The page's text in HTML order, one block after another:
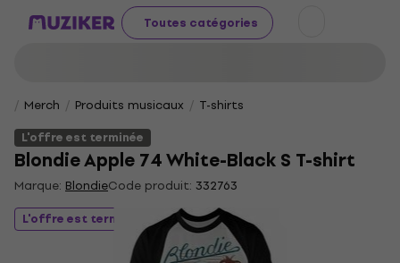
Toutes catégories
Merch Produits musicaux
T-shirts
L'offre est terminée
Blondie Apple 74 White-Black S T-shirt
Marque: BlondieCode produit: 332763
L'offre est terminée